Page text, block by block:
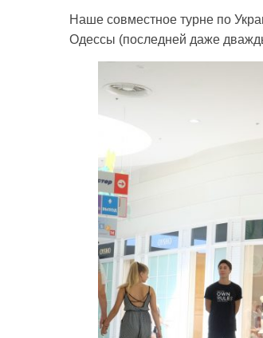
Наше совместное турне по
Одессы (последней даже